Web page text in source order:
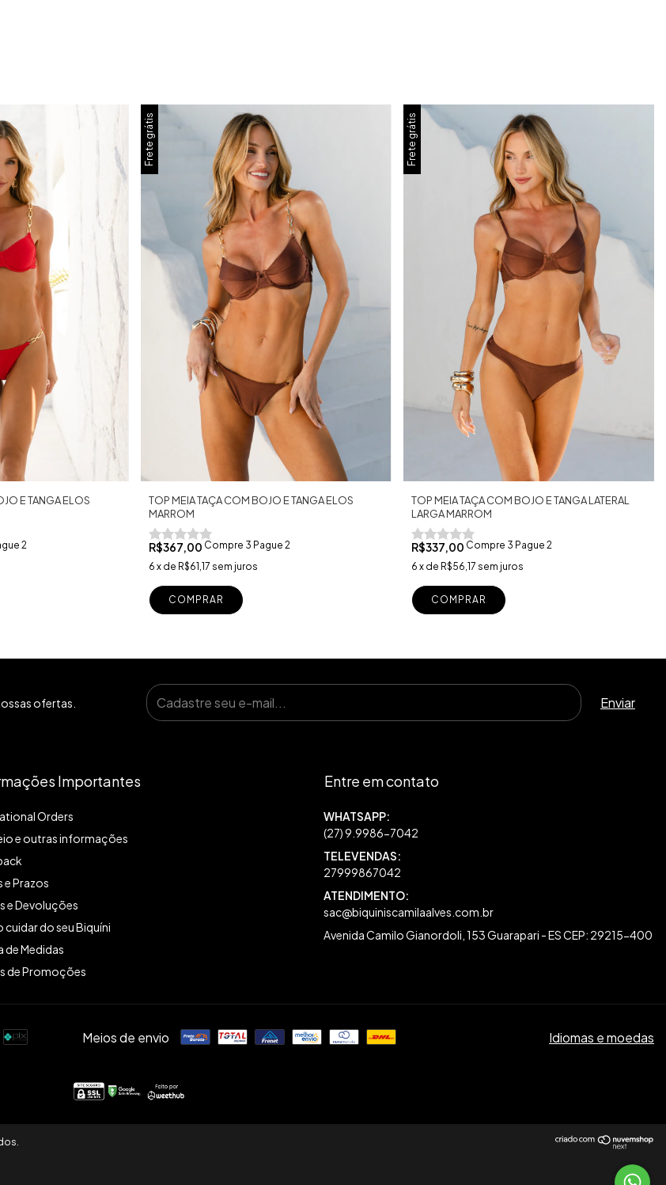
E TANGA ELOS
2
Frete grátis
TOP MEIA TAÇA COM BOJO E TANGA ELOS
MARROM
R$367,00 Compre 3 Pague 2
6 x de R$61,17 sem juros
COMPRAR
Frete grátis
TOP MEIA TAÇA COM BOJO E TANGA LATERAL
LARGA MARROM
R$337,00 Compre 3 Pague 2
6 x de R$56,17 sem juros
COMPRAR
ofertas.
Importantes
Orders
e outras informações
e Prazos
e Devoluções
cuidar do seu Biquíni
de Medidas
de Promoções
Entre em contato
27999867042
sac@biquiniscamilaalves.com.br
Avenida Camilo Gianordoli, 153 Guarapari - ES CEP: 29215-400
Meios de envio Idiomas e moedas